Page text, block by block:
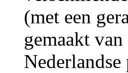
(met een
gemaakt